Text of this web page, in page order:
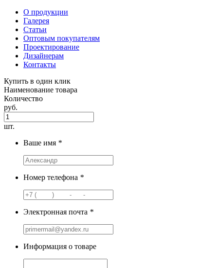
О продукции
Галерея
Статьи
Оптовым покупателям
Проектирование
Дизайнерам
Контакты
Купить в один клик
Наименование товара
Количество
руб.
шт.
Ваше имя *
Номер телефона *
Электронная почта *
Информация о товаре